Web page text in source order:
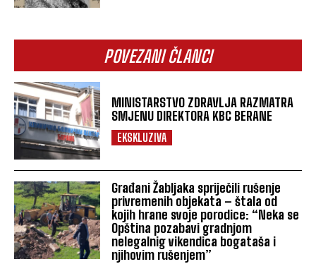
POVEZANI ČLANCI
MINISTARSTVO ZDRAVLJA RAZMATRA
SMJENU DIREKTORA KBC BERANE
EKSKLUZIVA
Građani Žabljaka spriječili rušenje
privremenih objekata – štala od
kojih hrane svoje porodice: “Neka se
Opština pozabavi gradnjom
nelegalnig vikendica bogataša i
njihovim rušenjem”